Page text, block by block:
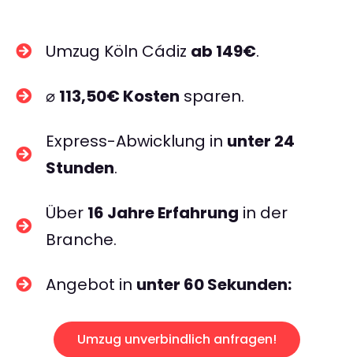
Umzug Köln Cádiz ab 149€.
⌀ 113,50€ Kosten sparen.
Express-Abwicklung in unter 24
Stunden.
Über 16 Jahre Erfahrung in der
Branche.
Angebot in unter 60 Sekunden:
Umzug unverbindlich anfragen!